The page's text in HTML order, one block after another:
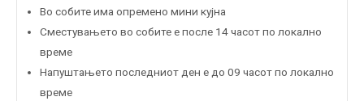
Во собите има опремено мини кујна
Сместувањето во собите е после 14 часот по локално
време
Напуштањето последниот ден е до 09 часот по локално
време